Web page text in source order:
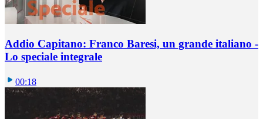
Addio Capitano: Franco Baresi, un grande italiano -
Lo speciale integrale
00:18